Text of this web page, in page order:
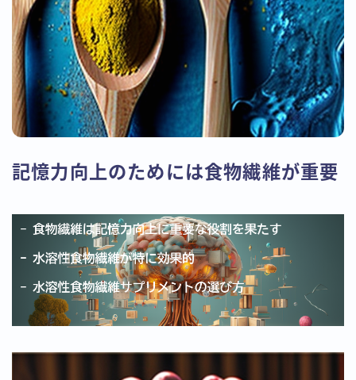
記憶力向上のためには食物繊維が重要